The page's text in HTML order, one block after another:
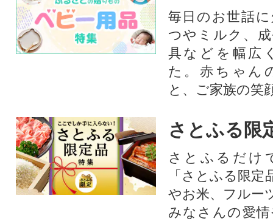
毎日のお世話
つやミルク、
具などを幅広
た。赤ちゃん
と、ご家族の笑
さとふる限
さとふるだけ
「さとふる限
やお米、フルー
みなさんの愛